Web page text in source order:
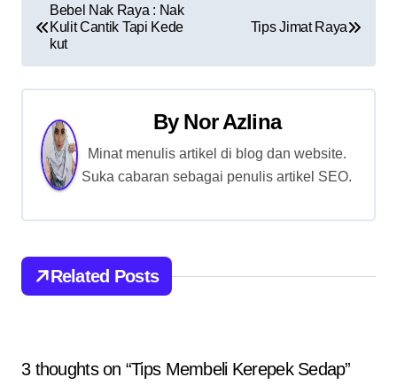
s
v
i
g
t
Bebel Nak Raya : Nak
Kulit Cantik Tapi Kede
kut
Tips Jimat Raya
By Nor Azlina
Minat menulis artikel di blog dan website.
Suka cabaran sebagai penulis artikel SEO.
Related Posts
3 thoughts on “Tips Membeli Kerepek Sedap”